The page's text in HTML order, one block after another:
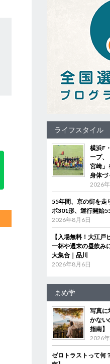
ライフスタイル
横浜F
ープ、
宮崎
身体づ
2026
55年間、京の街を
ボ301形、運行開始
2026年8月6日
【入場無料！大江
一杯や週末の昼飲み
大集合｜品川
2026年8月6日
まめ学
写真に
かな
指南】
2026
ゼロトラストって